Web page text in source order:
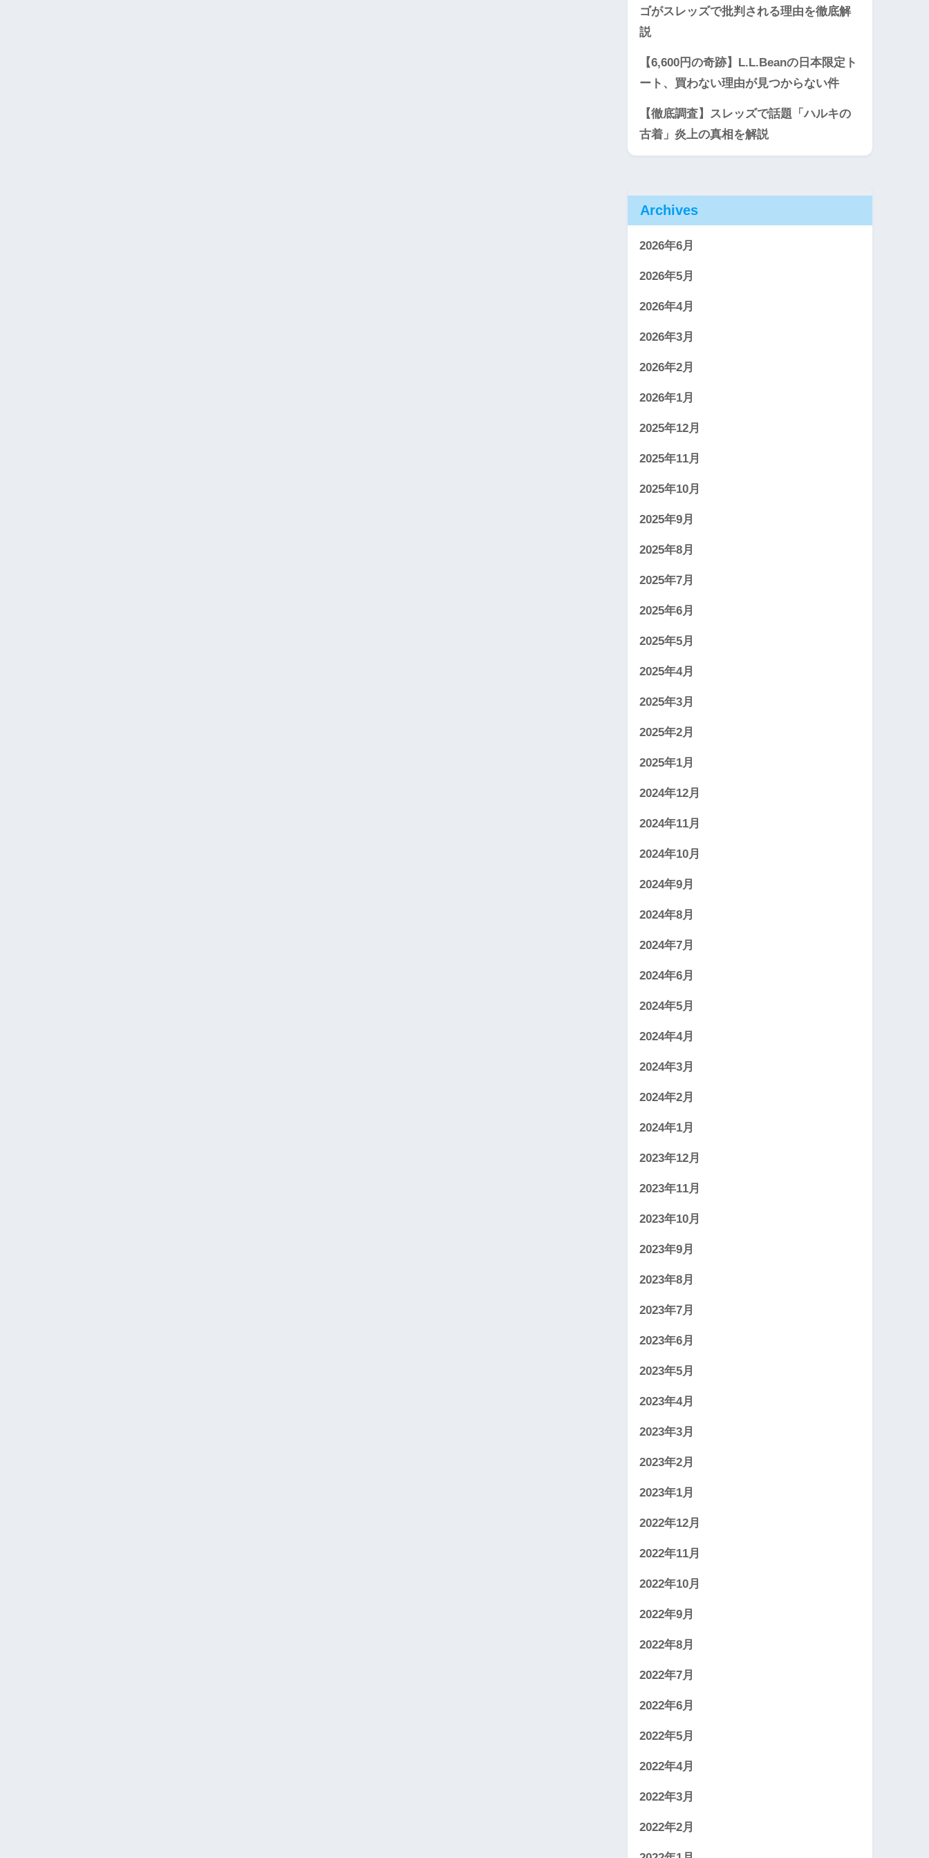
ゴがスレッズで批判される理由を徹底解
説
【6,600円の奇跡】L.L.Beanの日本限定ト
ート、買わない理由が見つからない件
【徹底調査】スレッズで話題「ハルキの
古着」炎上の真相を解説
Archives
2026年6月
2026年5月
2026年4月
2026年3月
2026年2月
2026年1月
2025年12月
2025年11月
2025年10月
2025年9月
2025年8月
2025年7月
2025年6月
2025年5月
2025年4月
2025年3月
2025年2月
2025年1月
2024年12月
2024年11月
2024年10月
2024年9月
2024年8月
2024年7月
2024年6月
2024年5月
2024年4月
2024年3月
2024年2月
2024年1月
2023年12月
2023年11月
2023年10月
2023年9月
2023年8月
2023年7月
2023年6月
2023年5月
2023年4月
2023年3月
2023年2月
2023年1月
2022年12月
2022年11月
2022年10月
2022年9月
2022年8月
2022年7月
2022年6月
2022年5月
2022年4月
2022年3月
2022年2月